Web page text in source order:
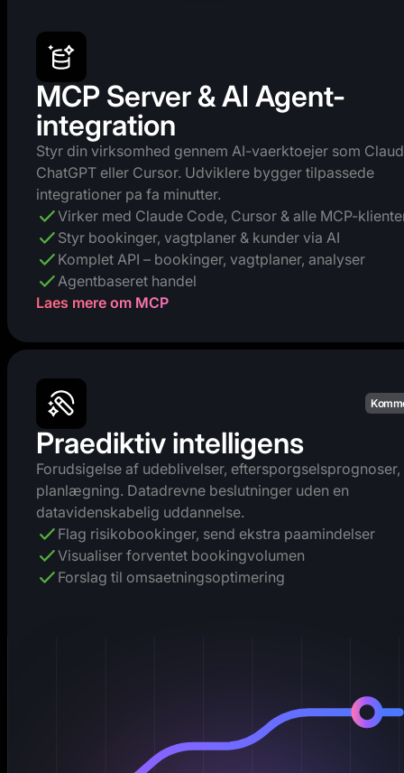
MCP Server & AI Agent-
integration
Styr din virksomhed gennem AI-vaerktoejer som
ChatGPT eller Cursor. Udviklere bygger tilpassede
integrationer pa fa minutter.
Virker med Claude Code, Cursor & alle MCP-
Styr bookinger, vagtplaner & kunder via AI
Komplet API – bookinger, vagtplaner, analyser
Agentbaseret handel
Laes mere om MCP
Praediktiv intelligens
Forudsigelse af udeblivelser, eftersporgselsprognoser,
planlægning. Datadrevne beslutninger uden en
datavidenskabelig uddannelse.
Flag risikobookinger, send ekstra paamindelser
Visualiser forventet bookingvolumen
Forslag til omsaetningsoptimering